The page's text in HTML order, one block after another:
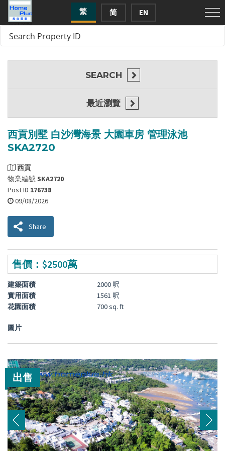
繁 简 EN
西貢別墅 白沙灣海景 大園車房 管理泳池
SKA2720
西貢
物業編號SKA2720
Post ID 176738
09/08/2026
Share
售價：$2500萬
建築面積
2000 呎
實用面積
1561 呎
花園面積
700 sq. ft
圖片
出售
SEARCH
最近瀏覽